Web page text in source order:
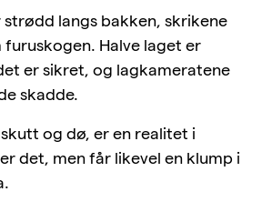
langs bakken, skrikene
Halve laget er
er sikret, og lagkameratene
skadde.
og dø, er en realitet i
det, men får likevel en klump i